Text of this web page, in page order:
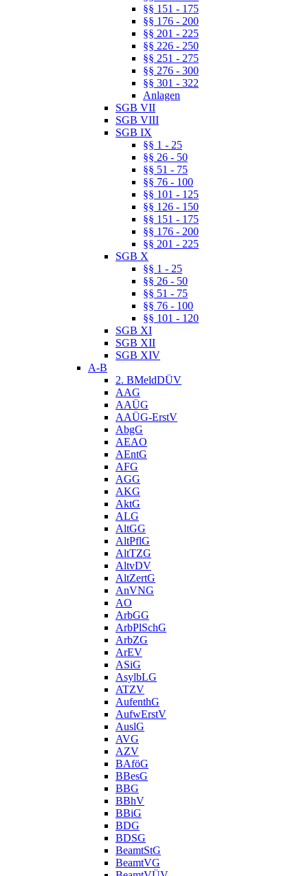
§§ 151 - 175
§§ 176 - 200
§§ 201 - 225
§§ 226 - 250
§§ 251 - 275
§§ 276 - 300
§§ 301 - 322
Anlagen
SGB VII
SGB VIII
SGB IX
§§ 1 - 25
§§ 26 - 50
§§ 51 - 75
§§ 76 - 100
§§ 101 - 125
§§ 126 - 150
§§ 151 - 175
§§ 176 - 200
§§ 201 - 225
SGB X
§§ 1 - 25
§§ 26 - 50
§§ 51 - 75
§§ 76 - 100
§§ 101 - 120
SGB XI
SGB XII
SGB XIV
A-B
2. BMeldDÜV
AAG
AAÜG
AAÜG-ErstV
AbgG
AEAO
AEntG
AFG
AGG
AKG
AktG
ALG
AltGG
AltPflG
AltTZG
AltvDV
AltZertG
AnVNG
AO
ArbGG
ArbPlSchG
ArbZG
ArEV
ASiG
AsylbLG
ATZV
AufenthG
AufwErstV
AuslG
AVG
AZV
BAföG
BBesG
BBG
BBhV
BBiG
BDG
BDSG
BeamtStG
BeamtVG